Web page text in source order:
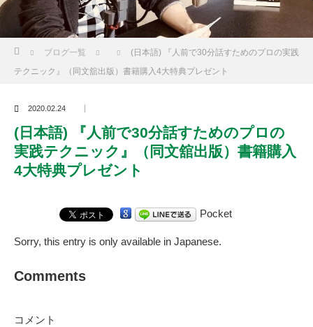
ブログ一覧
(日本語) 『人前で30分話すためのプロの実践
テクニック』（同文舘出版）書籍購入4大特典プレゼント
2020.02.24
(日本語) 『人前で30分話すためのプロの
実践テクニック』（同文舘出版）書籍購入
4大特典プレゼント
Pocket
Sorry, this entry is only available in Japanese.
Comments
コメント